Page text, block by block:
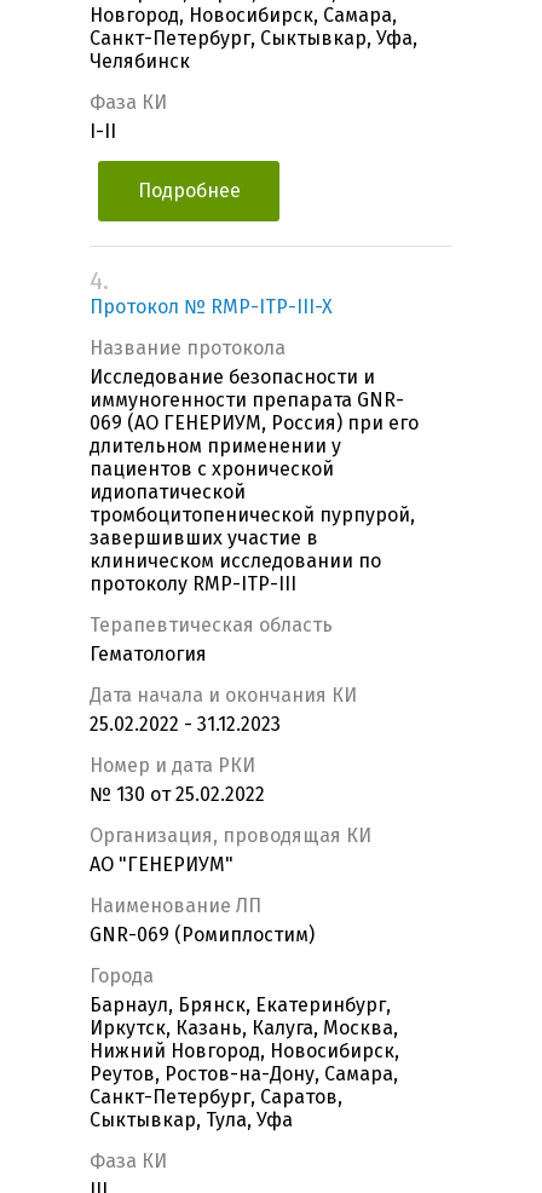
Новгород, Новосибирск, Самара,
Санкт-Петербург, Сыктывкар, Уфа,
Челябинск
Фаза КИ
I-II
Подробнее
4.
Протокол № RMP-ITP-III-X
Название протокола
Исследование безопасности и
иммуногенности препарата GNR-
069 (АО ГЕНЕРИУМ, Россия) при его
длительном применении у
пациентов с хронической
идиопатической
тромбоцитопенической пурпурой,
завершивших участие в
клиническом исследовании по
протоколу RMP-ITP-III
Терапевтическая область
Гематология
Дата начала и окончания КИ
25.02.2022 - 31.12.2023
Номер и дата РКИ
№ 130 от 25.02.2022
Организация, проводящая КИ
АО "ГЕНЕРИУМ"
Наименование ЛП
GNR-069 (Ромиплостим)
Города
Барнаул, Брянск, Екатеринбург,
Иркутск, Казань, Калуга, Москва,
Нижний Новгород, Новосибирск,
Реутов, Ростов-на-Дону, Самара,
Санкт-Петербург, Саратов,
Сыктывкар, Тула, Уфа
Фаза КИ